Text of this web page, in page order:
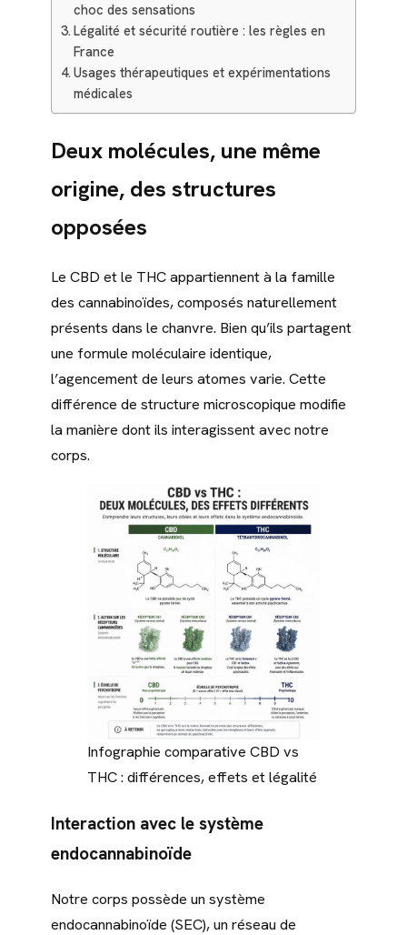
choc des sensations
Légalité et sécurité routière : les règles en
France
Usages thérapeutiques et expérimentations
médicales
Deux molécules, une même
origine, des structures
opposées
Le CBD et le THC appartiennent à la famille
des cannabinoïdes, composés naturellement
présents dans le chanvre. Bien qu’ils partagent
une formule moléculaire identique,
l’agencement de leurs atomes varie. Cette
différence de structure microscopique modifie
la manière dont ils interagissent avec notre
corps.
Infographie comparative CBD vs
THC : différences, effets et légalité
Interaction avec le système
endocannabinoïde
Notre corps possède un système
endocannabinoïde (SEC), un réseau de